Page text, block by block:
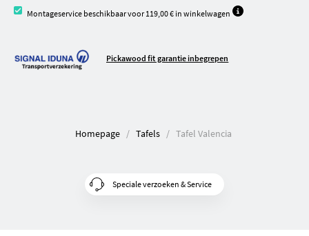
Montageservice beschikbaar voor 119,00 € in winkelwagen
Pickawood fit garantie inbegrepen
Homepage Tafels Tafel Valencia
Speciale verzoeken & Service